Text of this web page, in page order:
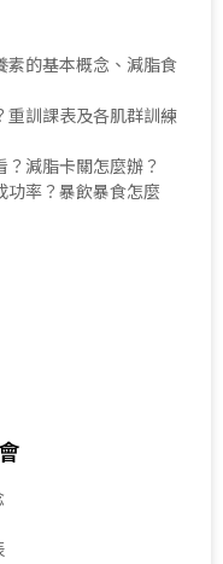
素的基本概念、減脂食
重訓課表及各肌群訓練
？減脂卡關怎麼辦？
功率？暴飲暴食怎麼